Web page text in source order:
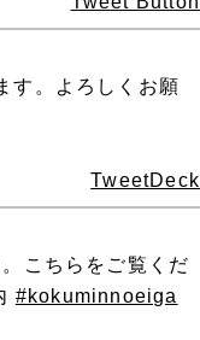
す。よろしくお願
TweetDeck
こちらをご覧くだ
#kokuminnoeiga